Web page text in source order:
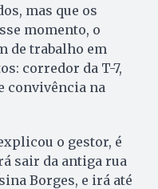
mas que os
momento, o
de trabalho em
corredor da T-7,
convivência na
o gestor, é
sair da antiga rua
Borges, e irá até